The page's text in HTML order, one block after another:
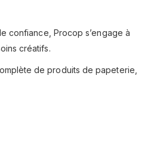
confiance, Procop s’engage à
créatifs.
de produits de papeterie,